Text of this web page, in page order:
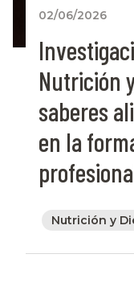
02/06/2026
Nutrición
saberes
en la
Nutrición y